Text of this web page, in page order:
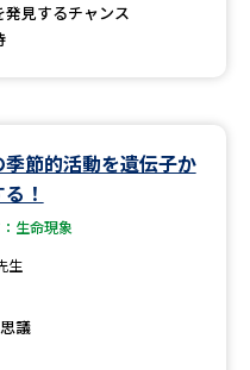
見するチャンス
節的活動を遺伝子か
！
生命現象
生
議